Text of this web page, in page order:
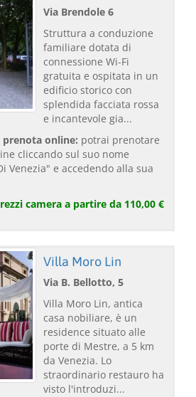
Via Brendole 6
Struttura a conduzione
familiare dotata di
connessione Wi-Fi
gratuita e ospitata in un
edificio storico con
splendida facciata rossa
e incantevole gia...
prenota online: potrai prenotare
cliccando sul suo nome
Venezia" e accedendo alla sua
camera a partire da 110,00 €
Villa Moro Lin
Via B. Bellotto, 5
Villa Moro Lin, antica
casa nobiliare, è un
residence situato alle
porte di Mestre, a 5 km
da Venezia. Lo
straordinario restauro ha
visto l'introduzi...